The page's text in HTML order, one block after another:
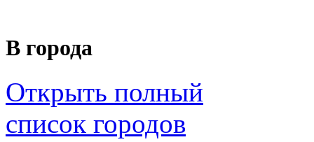
В города
Открыть полный
список городов